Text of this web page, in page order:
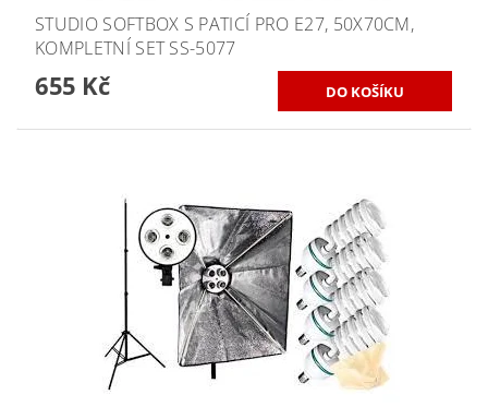
STUDIO SOFTBOX S PATICÍ PRO E27, 50X70CM,
KOMPLETNÍ SET SS-5077
655 Kč